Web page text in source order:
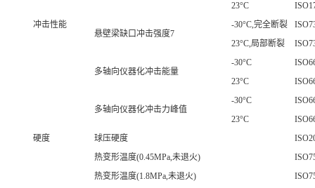
冲击性能
23°C
悬壁梁缺口冲击强度7
-30°C,完全断裂
23°C,局部断裂
多轴向仪器化冲击能量
-30°C
23°C
多轴向仪器化冲击力峰值
-30°C
23°C
硬度
球压硬度
热变形温度(0.45MPa,未退火)
热变形温度(1.8MPa,未退火)